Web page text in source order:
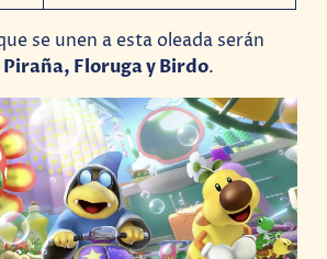
se unen a esta oleada serán
Floruga y Birdo.